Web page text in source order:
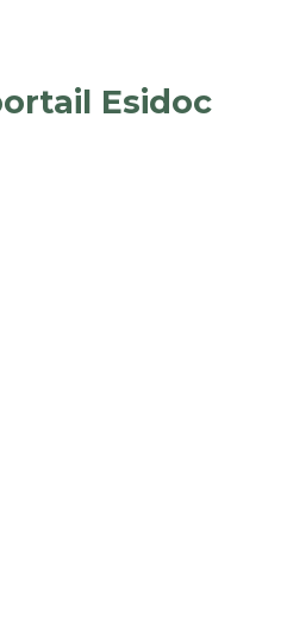
Esidoc